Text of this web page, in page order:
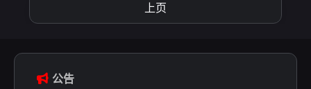
上页
公告